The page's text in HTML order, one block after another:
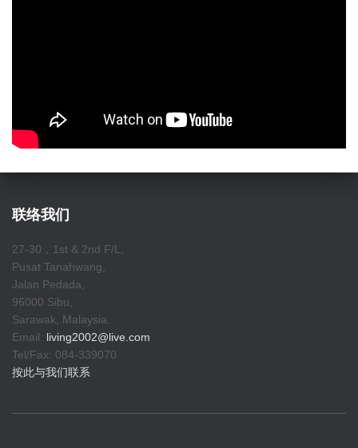
联络我们
27-30，1st & 2nd F/L,
Pusat Tanahwang,
Jalan Pedada,
96000 Sibu,
Sarawak, Malaysia.
Email: living2002@live.com
Tel/Fax: 084-339070
按此与我们联系